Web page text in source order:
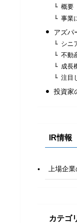
概要
事業
アズパ
シニ
不動
成長
注目
投資家
IR情報
上場企
カテゴ